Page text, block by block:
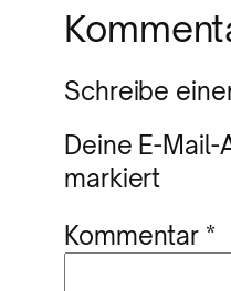
Schreibe
Deine E-
markiert
Kommentar *